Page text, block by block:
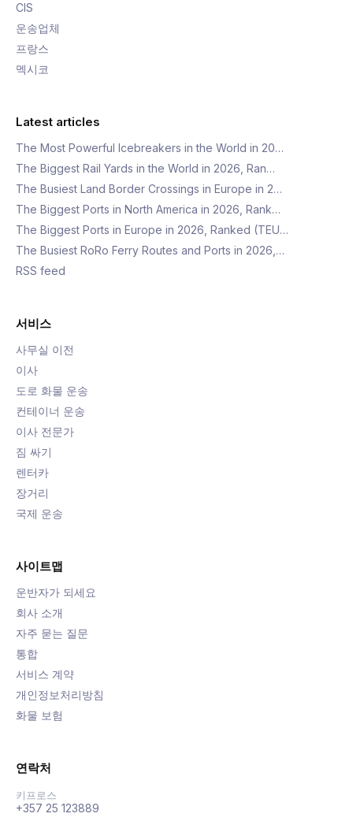
CIS
운송업체
프랑스
멕시코
Latest articles
The Most Powerful Icebreakers in the World in 20…
The Biggest Rail Yards in the World in 2026, Ran…
The Busiest Land Border Crossings in Europe in 2…
The Biggest Ports in North America in 2026, Rank…
The Biggest Ports in Europe in 2026, Ranked (TEU…
The Busiest RoRo Ferry Routes and Ports in 2026,…
RSS feed
서비스
사무실 이전
이사
도로 화물 운송
컨테이너 운송
이사 전문가
짐 싸기
렌터카
장거리
국제 운송
사이트맵
운반자가 되세요
회사 소개
자주 묻는 질문
통합
서비스 계약
개인정보처리방침
화물 보험
연락처
키프로스
+357 25 123889